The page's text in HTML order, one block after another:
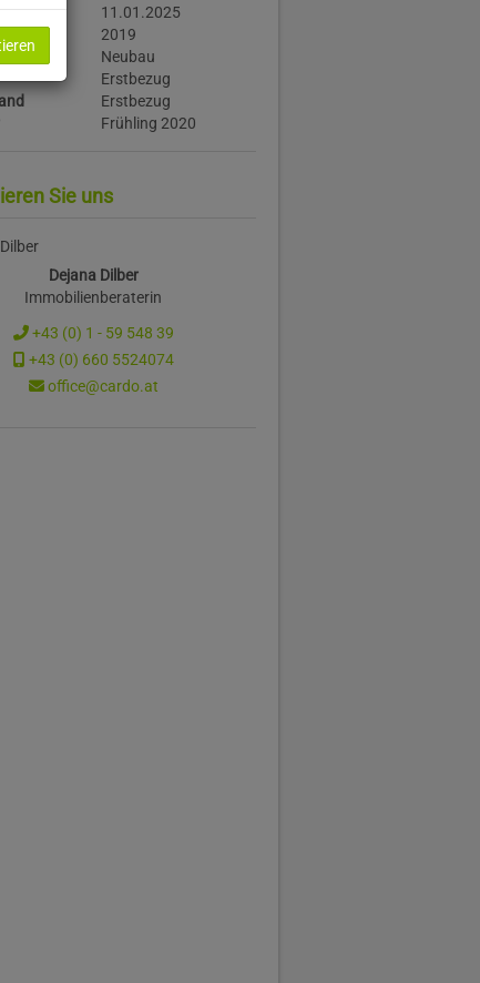
11.01.2025
2019
Neubau
Erstbezug
Erstbezug
Frühling 2020
Sie uns
Dejana Dilber
Immobilienberaterin
+43 (0) 1 - 59 548 39
+43 (0) 660 5524074
office@cardo.at